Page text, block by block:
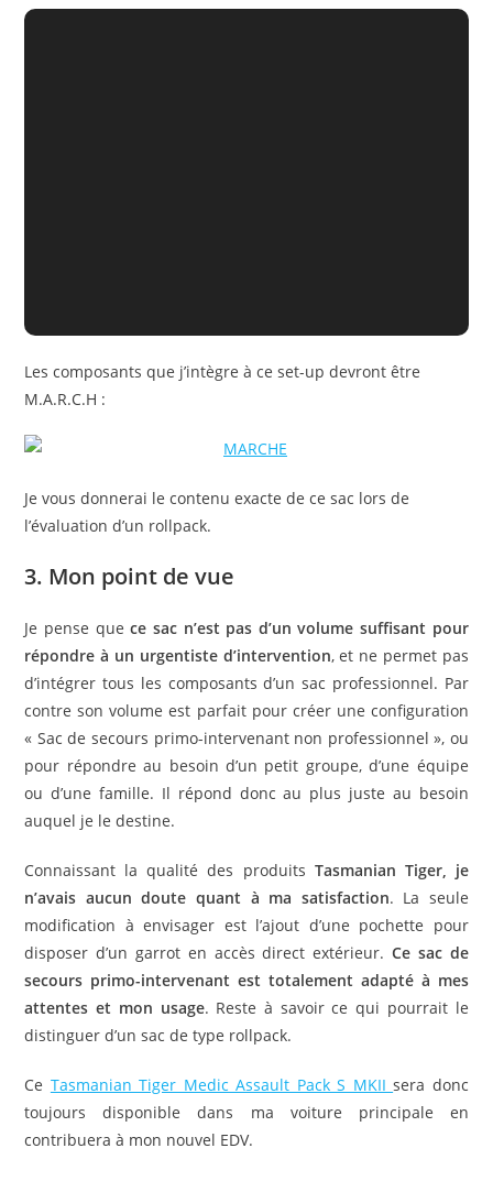
Les composants que j’intègre à ce set-up devront être
M.A.R.C.H :
Je vous donnerai le contenu exacte de ce sac lors de
l’évaluation d’un rollpack.
3. Mon point de vue
Je pense que ce sac n’est pas d’un volume suffisant pour
répondre à un urgentiste d’intervention, et ne permet pas
d’intégrer tous les composants d’un sac professionnel. Par
contre son volume est parfait pour créer une configuration
« Sac de secours primo-intervenant non professionnel », ou
pour répondre au besoin d’un petit groupe, d’une équipe
ou d’une famille. Il répond donc au plus juste au besoin
auquel je le destine.
Connaissant la qualité des produits Tasmanian Tiger, je
n’avais aucun doute quant à ma satisfaction. La seule
modification à envisager est l’ajout d’une pochette pour
disposer d’un garrot en accès direct extérieur. Ce sac de
secours primo-intervenant est totalement adapté à mes
attentes et mon usage. Reste à savoir ce qui pourrait le
distinguer d’un sac de type rollpack.
Ce Tasmanian Tiger Medic Assault Pack S MKIIsera donc
toujours disponible dans ma voiture principale en
contribuera à mon nouvel EDV.